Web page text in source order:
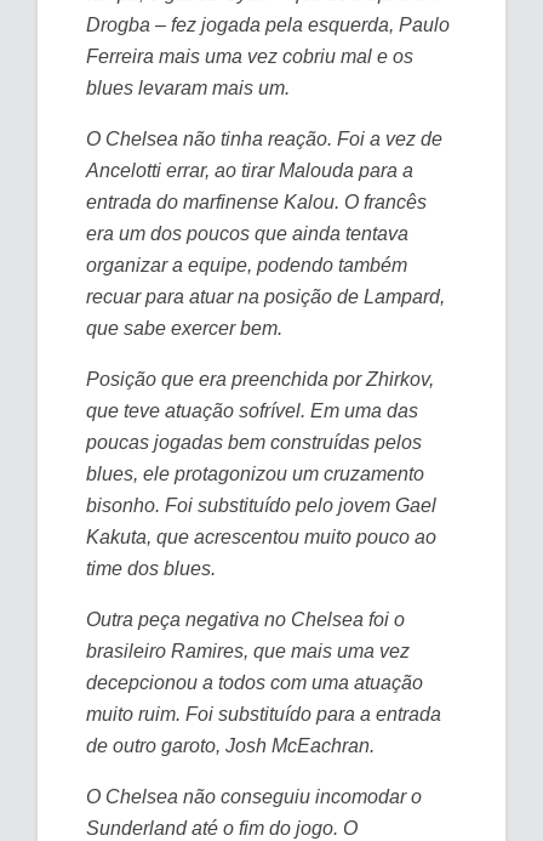
Drogba – fez jogada pela esquerda, Paulo
Ferreira mais uma vez cobriu mal e os
blues levaram mais um.
O Chelsea não tinha reação. Foi a vez de
Ancelotti errar, ao tirar Malouda para a
entrada do marfinense Kalou. O francês
era um dos poucos que ainda tentava
organizar a equipe, podendo também
recuar para atuar na posição de Lampard,
que sabe exercer bem.
Posição que era preenchida por Zhirkov,
que teve atuação sofrível. Em uma das
poucas jogadas bem construídas pelos
blues, ele protagonizou um cruzamento
bisonho. Foi substituído pelo jovem Gael
Kakuta, que acrescentou muito pouco ao
time dos blues.
Outra peça negativa no Chelsea foi o
brasileiro Ramires, que mais uma vez
decepcionou a todos com uma atuação
muito ruim. Foi substituído para a entrada
de outro garoto, Josh McEachran.
O Chelsea não conseguiu incomodar o
Sunderland até o fim do jogo. O